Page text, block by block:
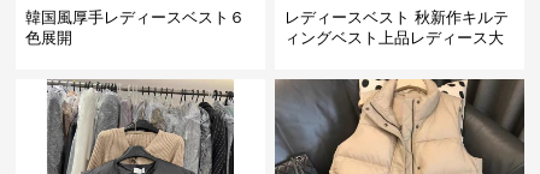
韓国風厚手レディースベスト６
色展開
レディースベスト 秋新作キルテ
ィングベスト上品レディース大